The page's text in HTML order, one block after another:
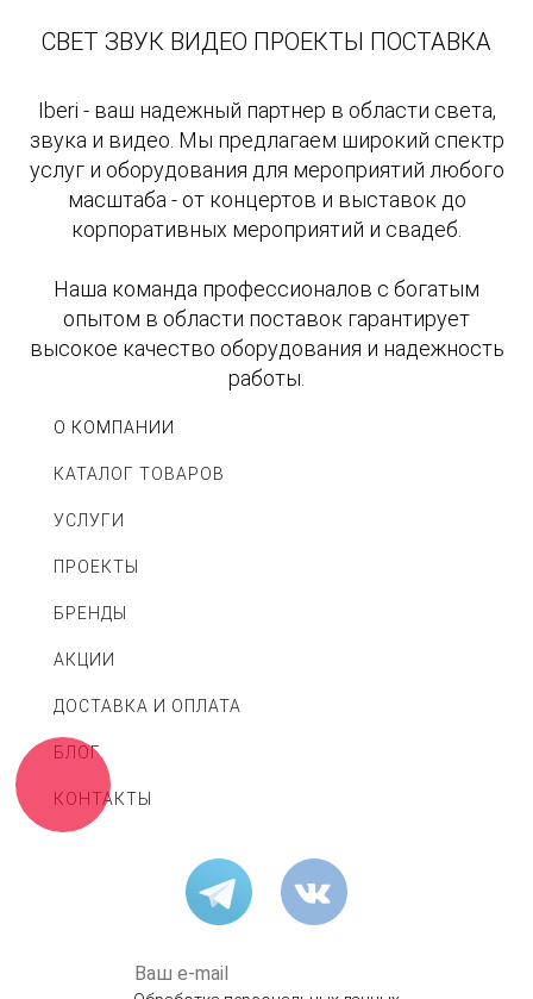
СВЕТ ЗВУК ВИДЕО ПРОЕКТЫ ПОСТАВКА
Iberi - ваш надежный партнер в области света,
звука и видео. Мы предлагаем широкий спектр
услуг и оборудования для мероприятий любого
масштаба - от концертов и выставок до
корпоративных мероприятий и свадеб.
Наша команда профессионалов с богатым
опытом в области поставок гарантирует
высокое качество оборудования и надежность
работы.
О КОМПАНИИ
КАТАЛОГ ТОВАРОВ
УСЛУГИ
ПРОЕКТЫ
БРЕНДЫ
АКЦИИ
ДОСТАВКА И ОПЛАТА
БЛОГ
КОНТАКТЫ